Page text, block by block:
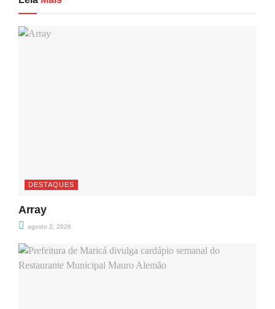
DESTAQUES
Array
agosto 2, 2026